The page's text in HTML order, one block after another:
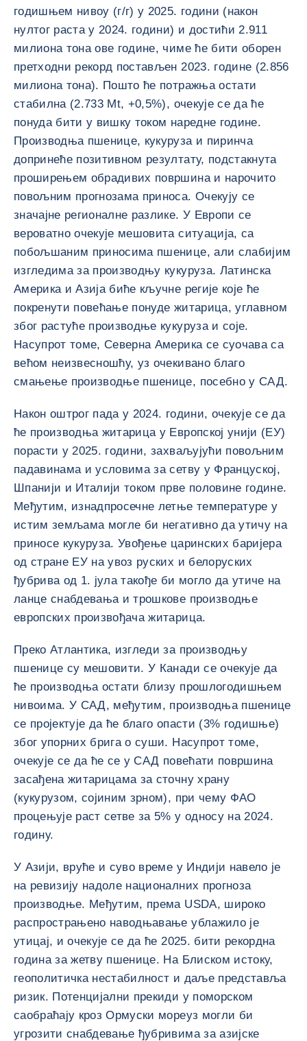
годишњем нивоу (г/г) у 2025. години (након
нултог раста у 2024. години) и достићи 2.911
милиона тона ове године, чиме ће бити оборен
претходни рекорд постављен 2023. године (2.856
милиона тона). Пошто ће потражња остати
стабилна (2.733 Mt, +0,5%), очекује се да ће
понуда бити у вишку током наредне године.
Производња пшенице, кукуруза и пиринча
допринеће позитивном резултату, подстакнута
проширењем обрадивих површина и нарочито
повољним прогнозама приноса. Очекују се
значајне регионалне разлике. У Европи се
вероватно очекује мешовита ситуација, са
побољшаним приносима пшенице, али слабијим
изгледима за производњу кукуруза. Латинска
Америка и Азија биће кључне регије које ће
покренути повећање понуде житарица, углавном
због растуће производње кукуруза и соје.
Насупрот томе, Северна Америка се суочава са
већом неизвесношћу, уз очекивано благо
смањење производње пшенице, посебно у САД.
Након оштрог пада у 2024. години, очекује се да
ће производња житарица у Европској унији (ЕУ)
порасти у 2025. години, захваљујући повољним
падавинама и условима за сетву у Француској,
Шпанији и Италији током прве половине године.
Међутим, изнадпросечне летње температуре у
истим земљама могле би негативно да утичу на
приносе кукуруза. Увођење царинских баријера
од стране ЕУ на увоз руских и белоруских
ђубрива од 1. јула такође би могло да утиче на
ланце снабдевања и трошкове производње
европских произвођача житарица.
Преко Атлантика, изгледи за производњу
пшенице су мешовити. У Канади се очекује да
ће производња остати близу прошлогодишњем
нивоима. У САД, међутим, производња пшенице
се пројектује да ће благо опасти (3% годишње)
због упорних брига о суши. Насупрот томе,
очекује се да ће се у САД повећати површина
засађена житарицама за сточну храну
(кукурузом, сојиним зрном), при чему ФАО
процењује раст сетве за 5% у односу на 2024.
годину.
У Азији, вруће и суво време у Индији навело је
на ревизију надоле националних прогноза
производње. Међутим, према USDA, широко
распрострањено наводњавање ублажило је
утицај, и очекује се да ће 2025. бити рекордна
година за жетву пшенице. На Блиском истоку,
геополитичка нестабилност и даље представља
ризик. Потенцијални прекиди у поморском
саобраћају кроз Ормуски мореуз могли би
угрозити снабдевање ђубривима за азијске